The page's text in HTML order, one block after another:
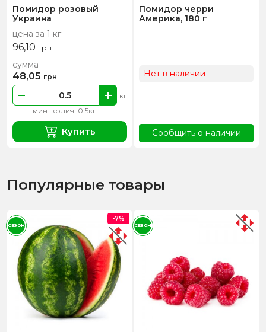
Помидор розовый
Украина
цена за 1 кг
96,10 грн
мин. колич. 0.5кг
кг
сумма
48,05 грн
Купить
Помидор черри
Америка, 180 г
Нет в наличии
Сообщить о наличии
Популярные товары
-7%
СЕЗОН СЕЗОН